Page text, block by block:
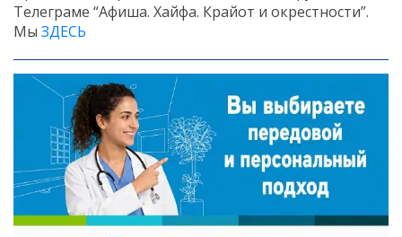
Телеграме “Афиша. Хайфа. Крайот и окрестности”.
Мы ЗДЕСЬ